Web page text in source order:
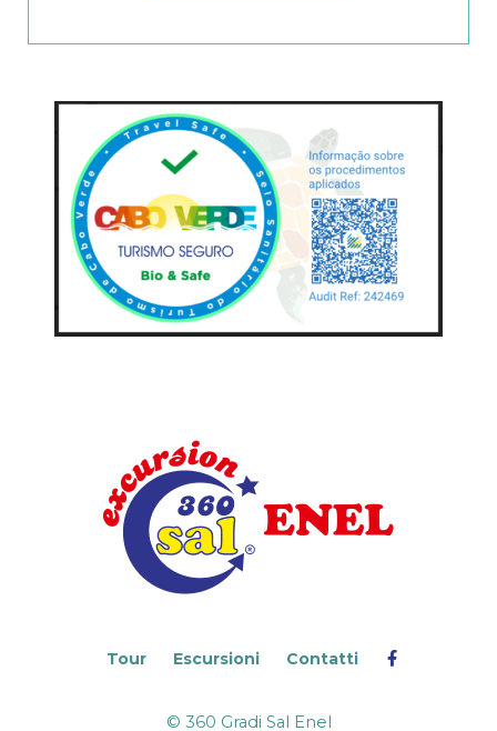
Tour Escursioni Contatti
© 360 Gradi Sal Enel